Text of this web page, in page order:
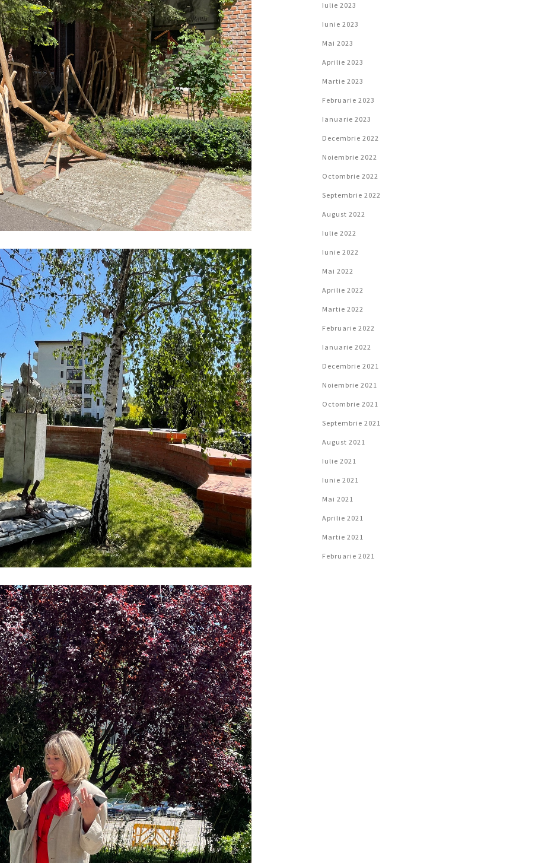
Iulie 2023
Iunie 2023
Mai 2023
Aprilie 2023
Martie 2023
Februarie 2023
Ianuarie 2023
Decembrie 2022
Noiembrie 2022
Octombrie 2022
Septembrie 2022
August 2022
Iulie 2022
Iunie 2022
Mai 2022
Aprilie 2022
Martie 2022
Februarie 2022
Ianuarie 2022
Decembrie 2021
Noiembrie 2021
Octombrie 2021
Septembrie 2021
August 2021
Iulie 2021
Iunie 2021
Mai 2021
Aprilie 2021
Martie 2021
Februarie 2021